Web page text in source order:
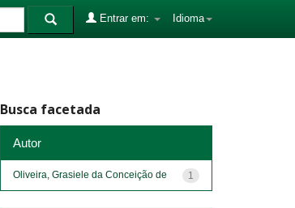
Idioma
Entrar em:
Busca facetada
Autor
1
Oliveira, Grasiele da Conceição de